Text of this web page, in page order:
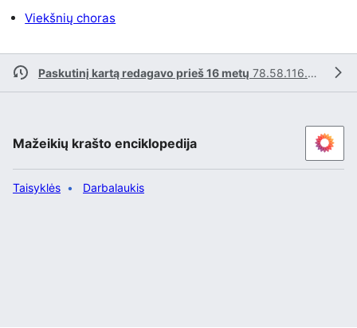
Viekšnių choras
Paskutinį kartą redagavo prieš 16 metų 78.58.116.97
Mažeikių krašto enciklopedija
Taisyklės Darbalaukis